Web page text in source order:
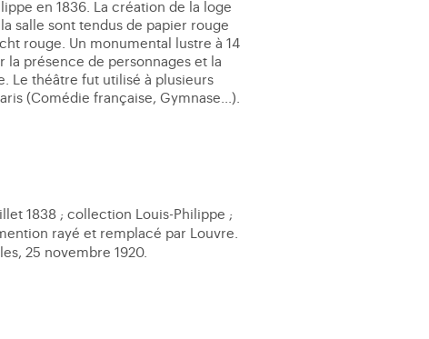
en 1836. La création de la loge
salle sont tendus de papier rouge
rouge. Un monumental lustre à 14
présence de personnages et la
Le théâtre fut utilisé à plusieurs
(Comédie française, Gymnase...).
1838 ; collection Louis-Philippe ;
rayé et remplacé par Louvre.
25 novembre 1920.